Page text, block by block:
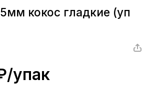
кокос гладкие (уп
упак